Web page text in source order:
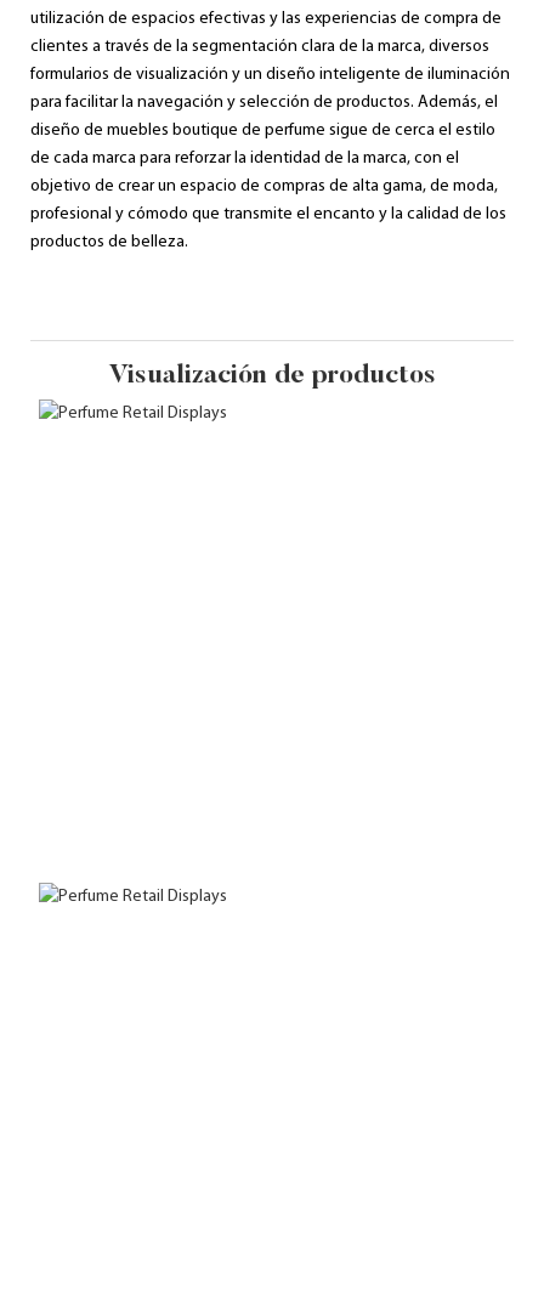
utilización de espacios efectivas y las experiencias de compra de
clientes a través de la segmentación clara de la marca, diversos
formularios de visualización y un diseño inteligente de iluminación
para facilitar la navegación y selección de productos. Además, el
diseño de muebles boutique de perfume sigue de cerca el estilo
de cada marca para reforzar la identidad de la marca, con el
objetivo de crear un espacio de compras de alta gama, de moda,
profesional y cómodo que transmite el encanto y la calidad de los
productos de belleza.
Visualización de productos